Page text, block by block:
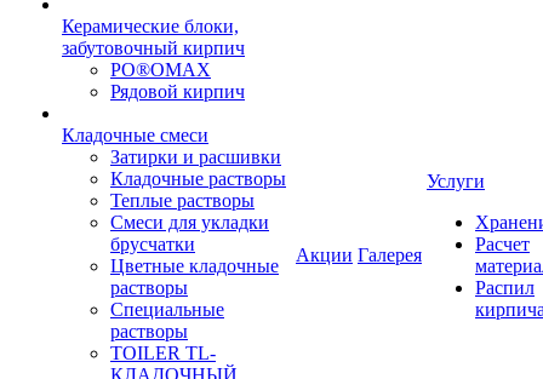
Керамические блоки,
забутовочный кирпич
PO®OMAX
Рядовой кирпич
Кладочные смеси
Затирки и расшивки
Кладочные растворы
Теплые растворы
Смеси для укладки
брусчатки
Цветные кладочные
растворы
Специальные
растворы
TOILER TL-
КЛАДОЧНЫЙ
Акции Галерея
Услуги
Расчет
Распил